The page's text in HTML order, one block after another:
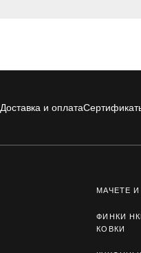
Доставка и оплата
МАЧЕТЕ И
ФИНКИ
КОВКИ